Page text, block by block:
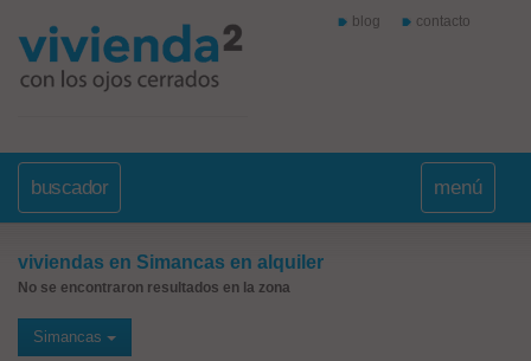
blog contacto
buscador menú
viviendas en Simancas en alquiler
No se encontraron resultados en la zona
Simancas